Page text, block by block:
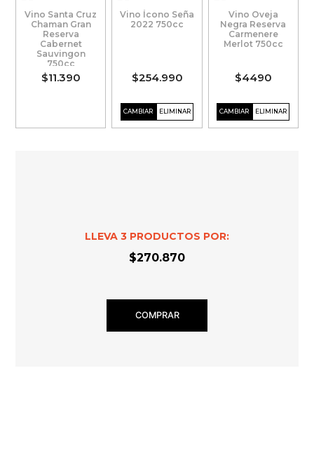
Vino Santa Cruz
Chaman Gran
Reserva
Cabernet
Sauvingon
750cc
$11.390
Vino Oveja
Negra Reserva
Carmenere
Merlot 750cc
$4490
Vino Ícono Seña
2022 750cc
$254.990
LLEVA 3 PRODUCTOS POR:
$270.870
COMPRAR